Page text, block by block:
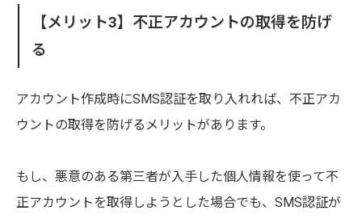
【メリット3】不正アカウントの取得を防げ
る
アカウント作成時にSMS認証を取り入れれば、不正アカ
ウントの取得を防げるメリットがあります。
もし、悪意のある第三者が入手した個人情報を使って不
正アカウントを取得しようとした場合でも、SMS認証が